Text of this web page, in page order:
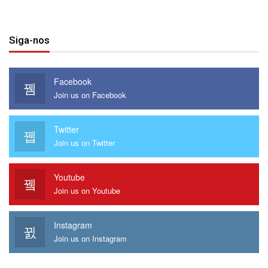
Siga-nos
Facebook
Join us on Facebook
Twitter
Join us on Twitter
Youtube
Join us on Youtube
Instagram
Join us on Instagram